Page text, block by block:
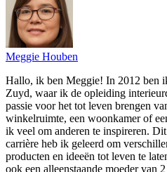
Meggie Houben
Hallo, ik ben Meggie! In 2012 ben
Zuyd, waar ik de opleiding
passie voor het tot leven brengen
winkelruimte, een woonkamer of
ik veel om anderen te inspireren.
carrière heb ik geleerd om
producten en ideeën tot leven te
ook een alleenstaande moeder van